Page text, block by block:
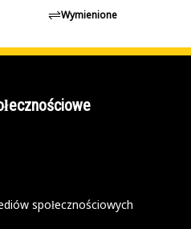
Wymienione
społecznościowych